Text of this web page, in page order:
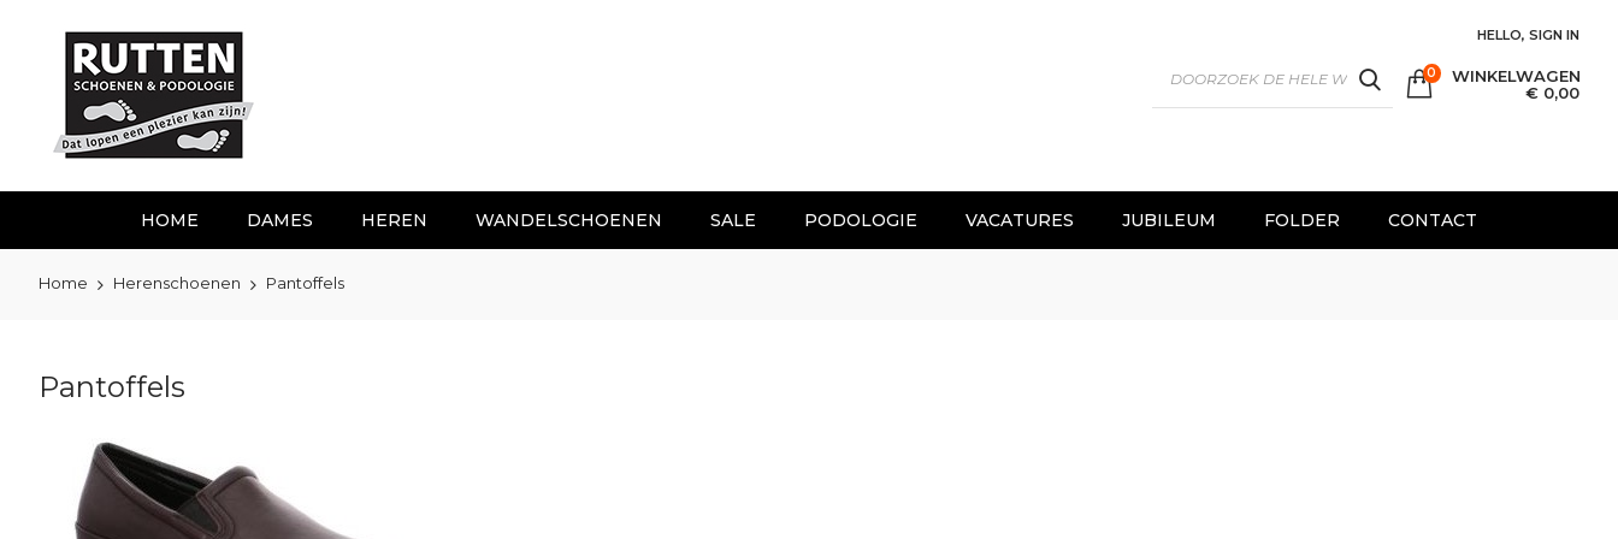
inhoud
HELLO, SIGN IN
SEARCH WINKELWAGEN
€ 0,00
0
HOME DAMES HEREN WANDELSCHOENEN SALE PODOLOGIE VACATURES JUBILEUM FOLDER CONTACT
Home Herenschoenen Pantoffels
Pantoffels